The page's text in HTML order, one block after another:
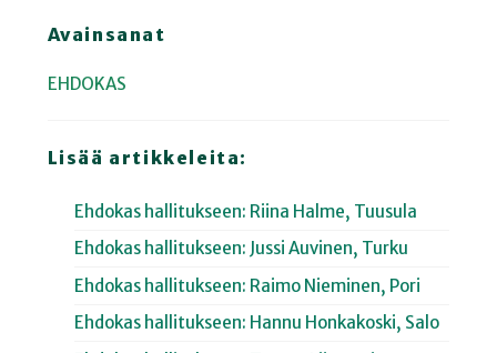
Avainsanat
EHDOKAS
Lisää artikkeleita:
Ehdokas hallitukseen: Riina Halme, Tuusula
Ehdokas hallitukseen: Jussi Auvinen, Turku
Ehdokas hallitukseen: Raimo Nieminen, Pori
Ehdokas hallitukseen: Hannu Honkakoski, Salo